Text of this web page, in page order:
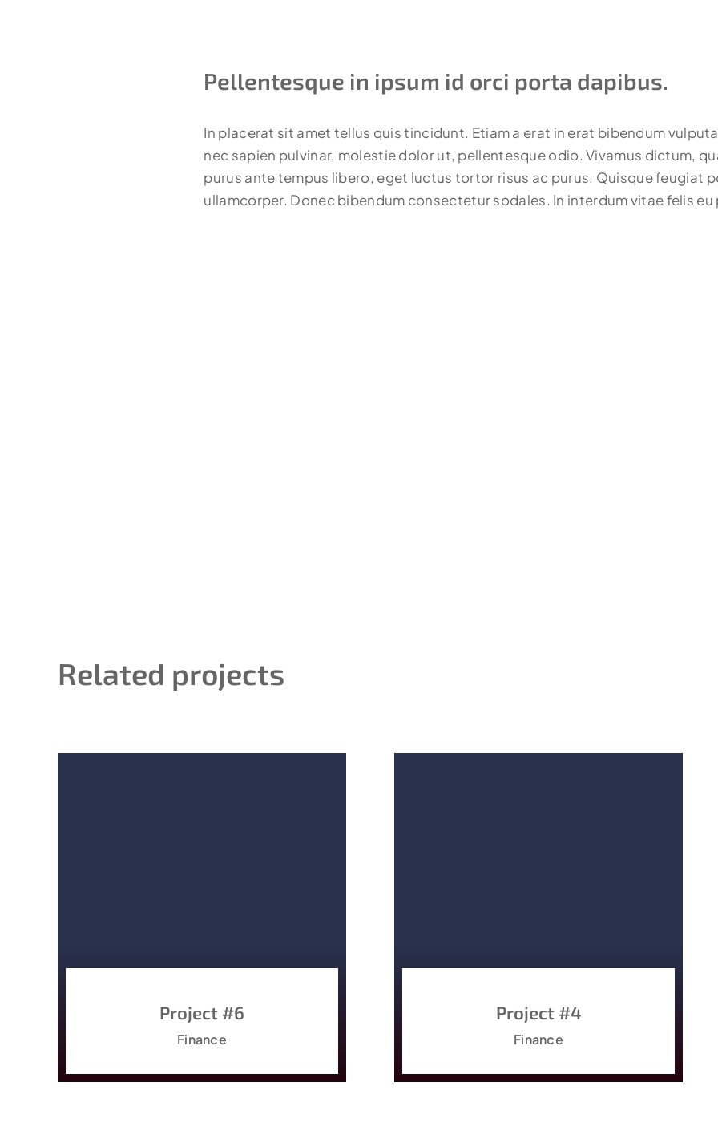
Pellentesque in ipsum id orci porta dapibus.
In placerat sit amet tellus quis tincidunt. Etiam a erat in erat bibendum
nec sapien pulvinar, molestie dolor ut, pellentesque odio. Vivamus dictum,
purus ante tempus libero, eget luctus tortor risus ac purus. Quisque feugiat
ullamcorper. Donec bibendum consectetur sodales. In interdum vitae felis eu
Related projects
Project #6
Finance
Project #4
Finance